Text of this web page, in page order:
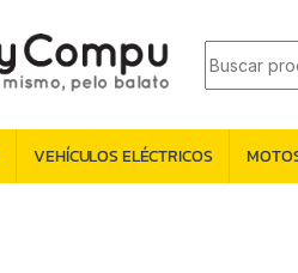
VEHÍCULOS ELÉCTRICOS